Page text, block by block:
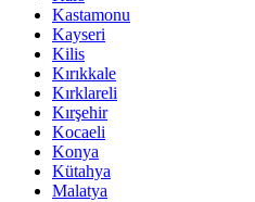
Kastamonu
Kayseri
Kilis
Kırıkkale
Kırklareli
Kırşehir
Kocaeli
Konya
Kütahya
Malatya